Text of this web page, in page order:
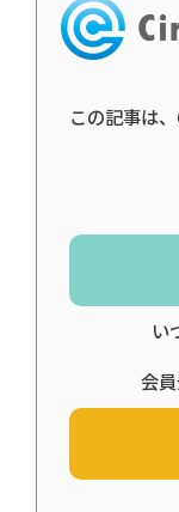
この記事は
い
会